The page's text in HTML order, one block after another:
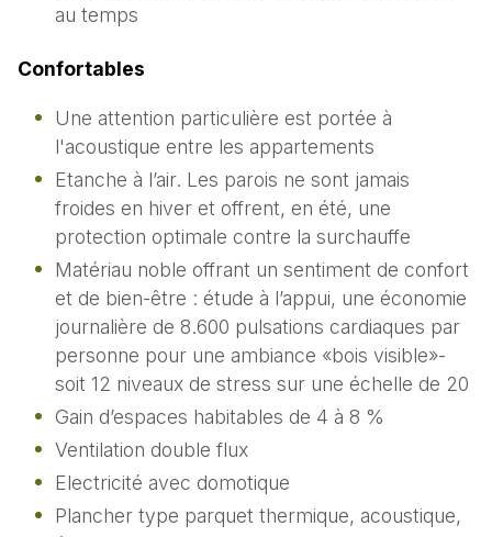
au temps
Confortables
Une attention particulière est portée à
l'acoustique entre les appartements
Etanche à l’air. Les parois ne sont jamais
froides en hiver et offrent, en été, une
protection optimale contre la surchauffe
Matériau noble offrant un sentiment de confort
et de bien-être : étude à l’appui, une économie
journalière de 8.600 pulsations cardiaques par
personne pour une ambiance «bois visible»-
soit 12 niveaux de stress sur une échelle de 20
Gain d’espaces habitables de 4 à 8 %
Ventilation double flux
Electricité avec domotique
Plancher type parquet thermique, acoustique,